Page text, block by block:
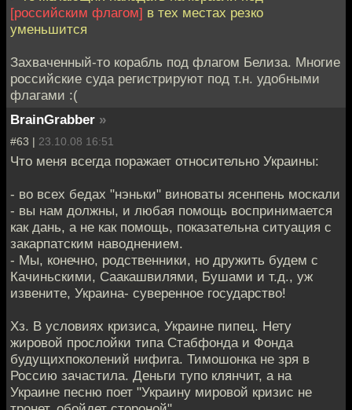
[российским флагом] в тех местах резко
уменьшится
Захваченный-то корабль под флагом Белиза. Многие
российские суда регистрируют под т.н. удобными
флагами :(
BrainGrabber »
#63 | 23.10.08 16:51
Что меня всегда поражает относительно Украины:
- во всех бедах "нэньки" виноваты ясенпень москали
- вы нам должны, и любая помощь воспринимается
как дань, а не как помощь, показательна ситуация с
закарпатским наводнением.
- Мы, конечно, родственники, но дружить будем с
Качиньскими, Саакашвилями, Бушами и т.д., уж
извените, Украина- суверенное государство!
Хз. В условиях кризиса, Украине пипец. Нету
жировой прослойки типа Стабфонда и Фонда
будущихпоколений нифига. Тимошонка не зря в
Россию зачастила. Деньги тупо клянчит, а на
Украине песню поет "Украину мировой кризис не